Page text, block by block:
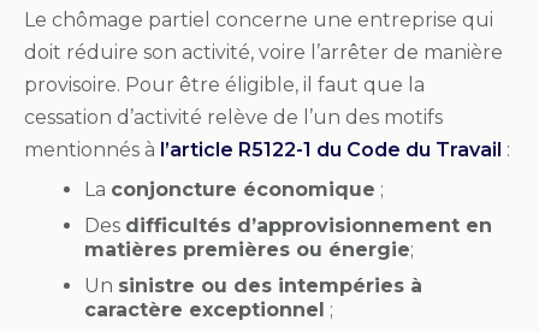
Le chômage partiel concerne une entreprise qui
doit réduire son activité, voire l’arrêter de manière
provisoire. Pour être éligible, il faut que la
cessation d’activité relève de l’un des motifs
mentionnés à l’article R5122-1 du Code du Travail :
La conjoncture économique ;
Des difficultés d’approvisionnement en
matières premières ou énergie;
Un sinistre ou des intempéries à
caractère exceptionnel ;